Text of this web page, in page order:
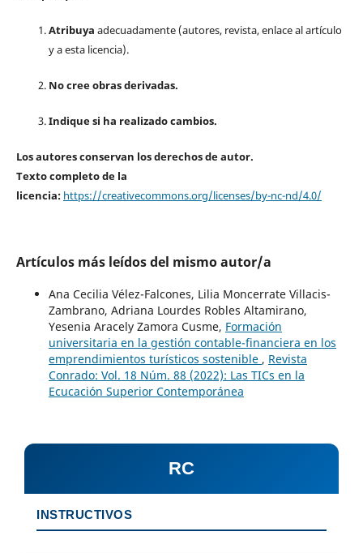
Atribuya adecuadamente (autores, revista, enlace al artículo
y a esta licencia).
No cree obras derivadas.
Indique si ha realizado cambios.
Los autores conservan los derechos de autor.
Texto completo de la
licencia: https://creativecommons.org/licenses/by-nc-nd/4.0/
Artículos más leídos del mismo autor/a
Ana Cecilia Vélez-Falcones, Lilia Moncerrate Villacis-
Zambrano, Adriana Lourdes Robles Altamirano,
Yesenia Aracely Zamora Cusme, Formación
universitaria en la gestión contable-financiera en los
emprendimientos turísticos sostenible , Revista
Conrado: Vol. 18 Núm. 88 (2022): Las TICs en la
Ecucación Superior Contemporánea
RC
INSTRUCTIVOS